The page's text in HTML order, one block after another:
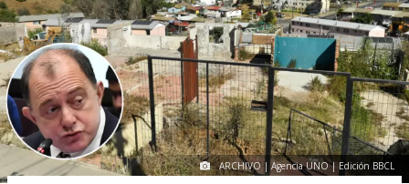
ARCHIVO | Agencia UNO | Edición BBCL